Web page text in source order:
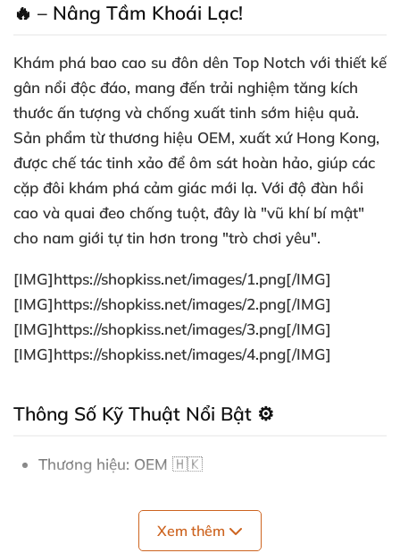
🔥 – Nâng Tầm Khoái Lạc!
Khám phá bao cao su đôn dên Top Notch với thiết kế
gân nổi độc đáo, mang đến trải nghiệm tăng kích
thước ấn tượng và chống xuất tinh sớm hiệu quả.
Sản phẩm từ thương hiệu OEM, xuất xứ Hong Kong,
được chế tác tinh xảo để ôm sát hoàn hảo, giúp các
cặp đôi khám phá cảm giác mới lạ. Với độ đàn hồi
cao và quai đeo chống tuột, đây là "vũ khí bí mật"
cho nam giới tự tin hơn trong "trò chơi yêu".
[IMG]https://shopkiss.net/images/1.png[/IMG]
[IMG]https://shopkiss.net/images/2.png[/IMG]
[IMG]https://shopkiss.net/images/3.png[/IMG]
[IMG]https://shopkiss.net/images/4.png[/IMG]
Thông Số Kỹ Thuật Nổi Bật ⚙️
Thương hiệu: OEM 🇭🇰
: Hong Kong – Chất lượng chuẩn châu Á.
Xem thêm